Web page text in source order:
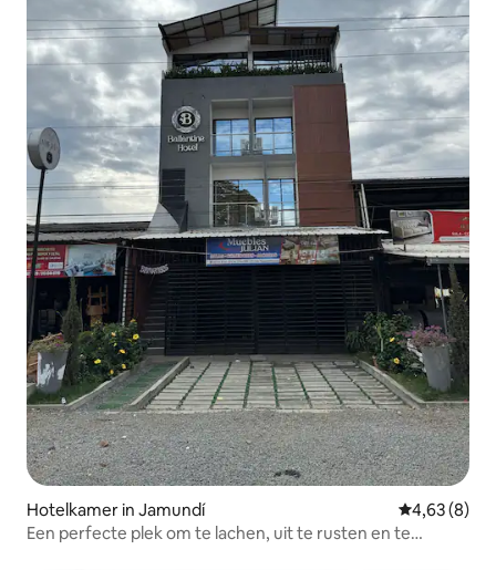
Hotelkamer in Jamundí Gemiddelde
4,63 (8)
Een perfecte plek om te lachen, uit te rusten en te